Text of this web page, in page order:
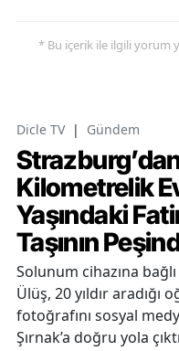
* Bu içerik ile ilgili yorum
Dicle TV | Gündem
Kilometrelik
Yaşındaki
Taşının
Solunum cihazına
Ülüş, 20 yıldır aradığı
fotoğrafını sosyal
Şırnak’a doğru yola